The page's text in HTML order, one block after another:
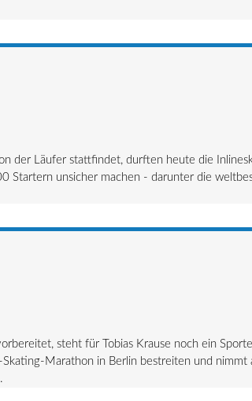
der Läufer stattfindet, durften heute die
unsicher machen - darunter die
steht für Tobias Krause noch ein
Marathon in Berlin bestreiten und